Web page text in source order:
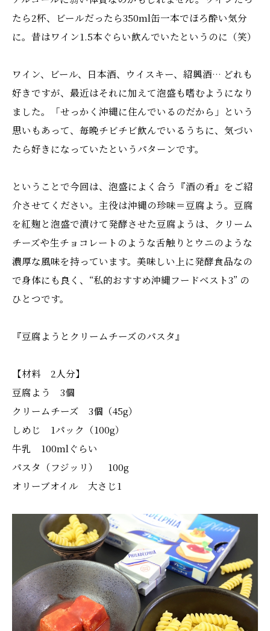
たら2杯、ビールだったら350ml缶一本でほろ酔い気分
に。昔はワイン1.5本ぐらい飲んでいたというのに（笑）
ワイン、ビール、日本酒、ウイスキー、紹興酒… どれも
好きですが、最近はそれに加えて泡盛も嗜むようになり
ました。「せっかく沖縄に住んでいるのだから」という
思いもあって、毎晩チビチビ飲んでいるうちに、気づい
たら好きになっていたというパターンです。
ということで今回は、泡盛によく合う『酒の肴』をご紹
介させてください。主役は沖縄の珍味＝豆腐よう。豆腐
を紅麹と泡盛で漬けて発酵させた豆腐ようは、クリーム
チーズや生チョコレートのような舌触りとウニのような
濃厚な風味を持っています。美味しい上に発酵食品なの
で身体にも良く、“私的おすすめ沖縄フードベスト3” の
ひとつです。
『豆腐ようとクリームチーズのパスタ』
【材料 2人分】
豆腐よう 3個
クリームチーズ 3個（45g）
しめじ 1パック（100g）
牛乳 100mlぐらい
パスタ（フジッリ） 100g
オリーブオイル 大さじ1